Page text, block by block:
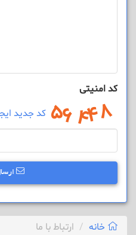
کد امنیتی
کد جدید
خانه ارتباط با ما